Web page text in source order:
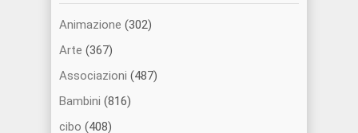
Animazione (302)
Arte (367)
Associazioni (487)
Bambini (816)
cibo (408)